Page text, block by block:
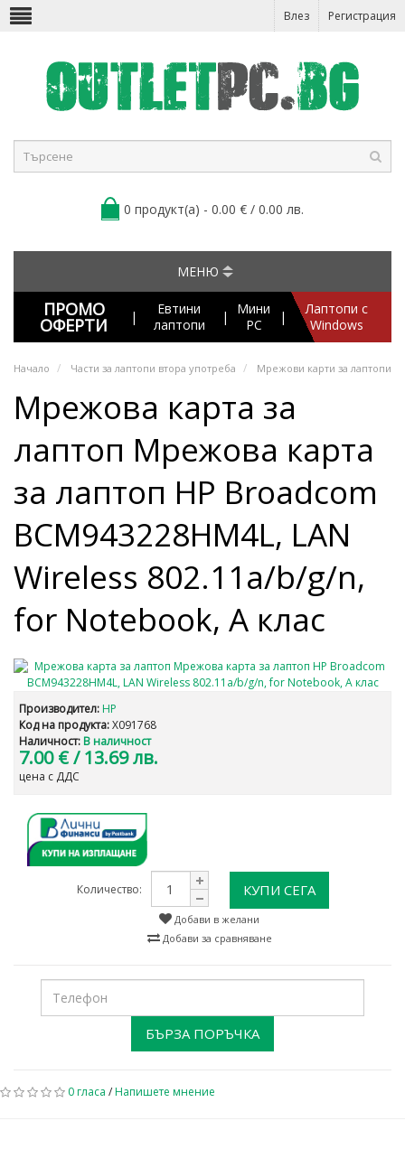
Влез Регистрация
0 продукт(а) - 0.00 € / 0.00 лв.
МЕНЮ
ПРОМО
ОФЕРТИ |
Евтини
лаптопи
|
Мини
PC
|
Лаптопи с
Windows
Начало Части за лаптопи втора употреба Мрежови карти за лаптопи
Мрежова карта за
лаптоп Мрежова карта
за лаптоп HP Broadcom
BCM943228HM4L, LAN
Wireless 802.11a/b/g/n,
for Notebook, А клас
Производител: HP
Код на продукта:X091768
Наличност: В наличност
7.00 €/ 13.69 лв.
цена с ДДС
Количество: КУПИ СЕГА
Добави в желани
Добави за сравняване
БЪРЗА ПОРЪЧКА
0 гласа /Напишете мнение